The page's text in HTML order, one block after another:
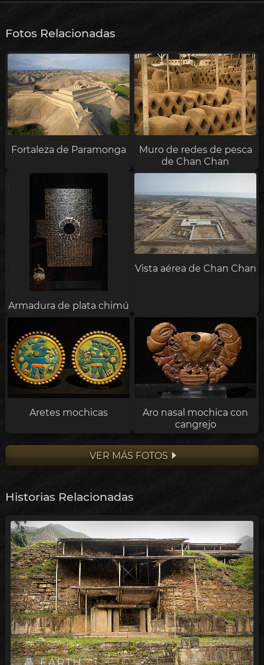
Fotos Relacionadas
Fortaleza de Paramonga
Muro de redes de pesca
de Chan Chan
Armadura de plata chimú
Vista aérea de Chan Chan
Aretes mochicas
Aro nasal mochica con
cangrejo
VER MÁS FOTOS
Historias Relacionadas